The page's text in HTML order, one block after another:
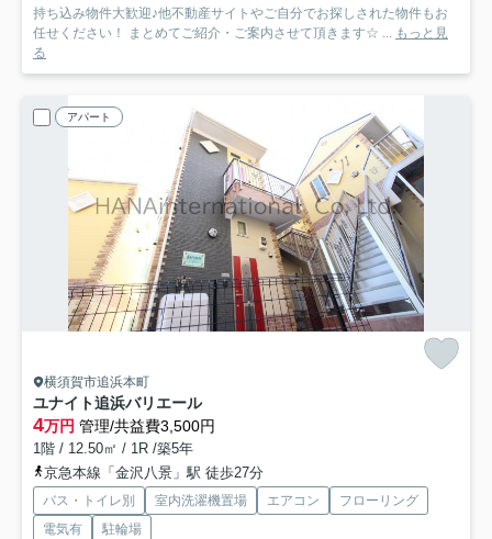
持ち込み物件大歓迎♪他不動産サイトやご自分でお探しされた物件もお
任せください！ まとめてご紹介・ご案内させて頂きます☆ ... もっと見
る
アパート
横須賀市追浜本町
ユナイト追浜バリエール
4万円 管理/共益費3,500円
1階 / 12.50㎡ / 1R /築5年
京急本線「金沢八景」駅 徒歩27分
バス・トイレ別 室内洗濯機置場 エアコン
フローリング
電気有
駐輪場